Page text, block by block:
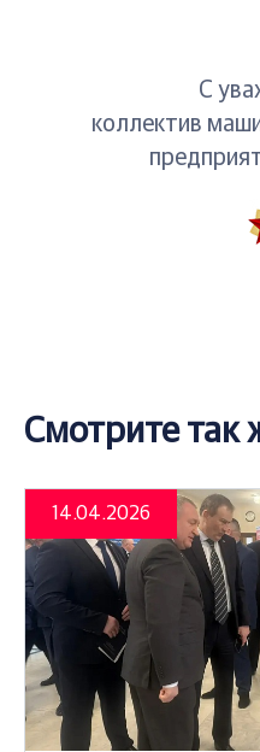
С
коллектив
Смотрите так
14.04.2026